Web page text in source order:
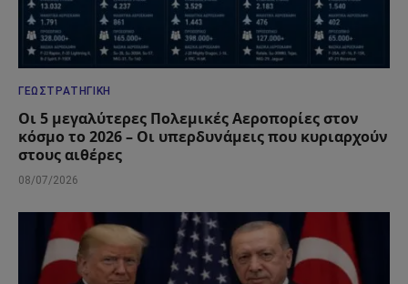
ΓΕΩΣΤΡΑΤΗΓΙΚΉ
Οι 5 μεγαλύτερες Πολεμικές Αεροπορίες στον
κόσμο το 2026 – Οι υπερδυνάμεις που κυριαρχούν
στους αιθέρες
08/07/2026